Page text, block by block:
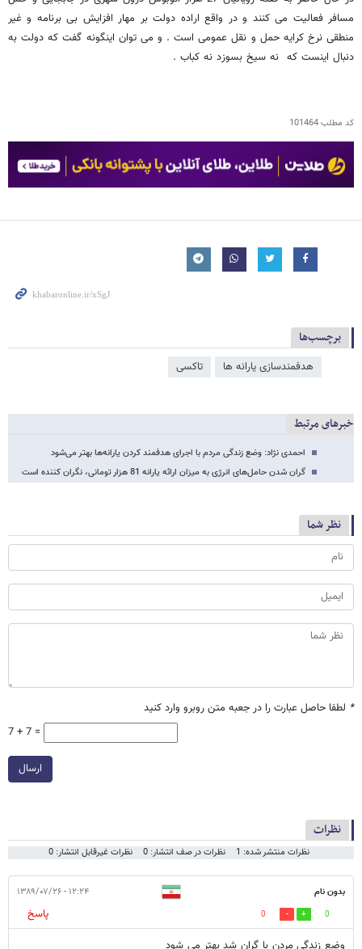
مسافر فعالیت می کنند و در واقع اراده دولت بر مهار افزایش بی برنامه و غیر
منطقی نرخ کرایه حمل و نقل عمومی است . و می توان اینگونه گفت که دولت به
دنبال اینست که نه سیخ بسوزد نه کباب .
کد مطلب101464
برچسب‌ها
هدفمندسازی یارانه ​‌ها تاکسی
خبرهای مرتبط
احمدی نژاد: وضع زندگی مردم با اجرای هدفمند کردن یارانه‌ها بهتر می‌شود
گران شدن حامل‌های انرژی به میزان ارائه یارانه 81 هزار تومانی، نگران کننده است
نظر شما
* لطفا حاصل عبارت را در جعبه متن روبرو وارد کنید
7 + 7 =
ارسال
نظرات
نظرات منتشر شده: 1 نظرات در صف انتشار: 0 نظرات غیرقابل انتشار: 0
بدون نام ۱۲:۲۴ - ۱۳۸۹/۰۷/۲۶
0
0
پاسخ
وضع زندگی مردن با گران شد بهتر می شود